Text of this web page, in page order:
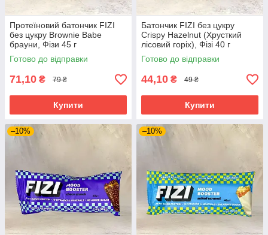
Протеїновий батончик FIZI
без цукру Brownie Babe
брауни, Фізи 45 г
Готово до відправки
71,10 ₴ 79 ₴
Купити
Батончик FIZI без цукру
Crispy Hazelnut (Хрусткий
лісовий горіх), Фізі 40 г
Готово до відправки
44,10 ₴ 49 ₴
Купити
–10% –10%